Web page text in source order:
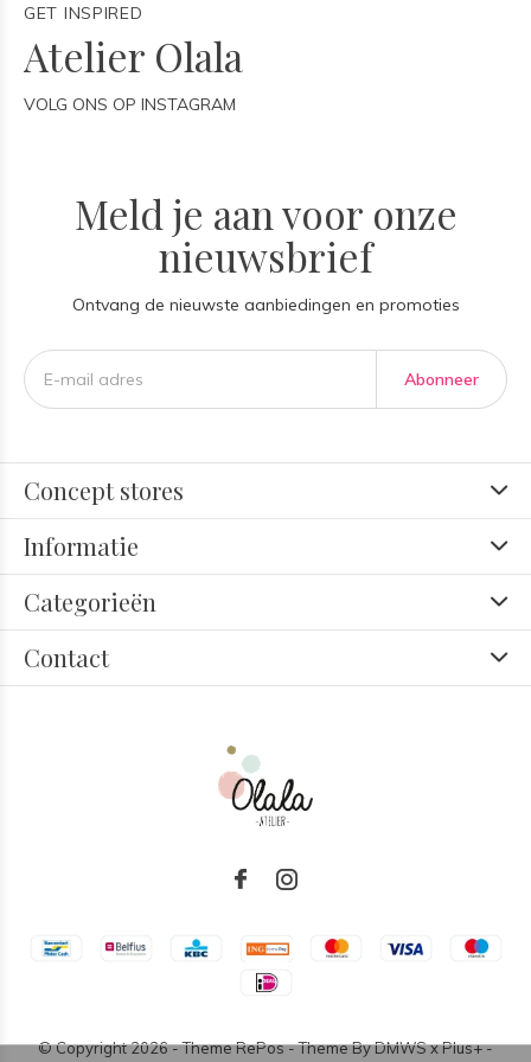
GET INSPIRED
Atelier Olala
VOLG ONS OP INSTAGRAM
Meld je aan voor onze
nieuwsbrief
Ontvang de nieuwste aanbiedingen en promoties
Abonneer
Concept stores
Informatie
Categorieën
Contact
© Copyright2026- Theme RePos - Theme ByDMWSxPlus+-